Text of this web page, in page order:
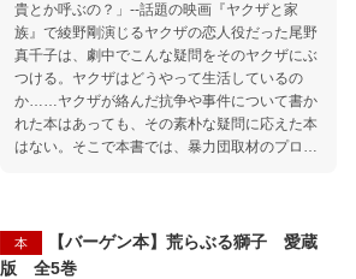
ィアの根城に乗り込む 第八章 宅見勝暗殺事
件 中野太郎との会話 第九章 渡辺芳則への嫌
がらせ 『食肉の帝王』と『山口組経営学』 第
十章 山健組は「事故体質」か 息子も刺され
た 第十一章 弘道会最高幹部との対決 『魔女
の履歴書』 第十二章 山健組に実質勝訴 差し
出された和解金 終 章 近づいた山口組の終
貴とか呼ぶの？」--話題の映画『ヤクザと家
族』で綾野剛演じるヤクザの恋人役だった尾野
真千子は、劇中でこんな疑問をそのヤクザにぶ
つける。ヤクザはどうやって生活しているの
か……ヤクザが絡んだ抗争や事件について書か
れた本はあっても、その素朴な疑問に応えた本
はない。そこで本書では、暴力団取材のプロで
はあるのか」といった疑問に応えながら、ヤク
ザビジネスの全容を解説していく。そのなかで
本
【バーゲン本】荒らぶる獅子 愛蔵
版 全5巻